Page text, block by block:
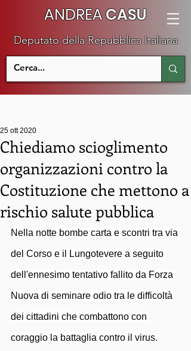
ANDREACASU
Deputato della Repubblica Italiana
Chiediamo scioglimento
organizzazioni contro la
Costituzione che mettono a
rischio salute pubblica
25 ott 2020
Nella notte bombe carta e scontri tra via
del Corso e il Lungotevere a seguito
dell'ennesimo tentativo fallito da Forza
Nuova di seminare odio tra le difficoltà
dei cittadini che combattono con
coraggio la battaglia contro il virus.